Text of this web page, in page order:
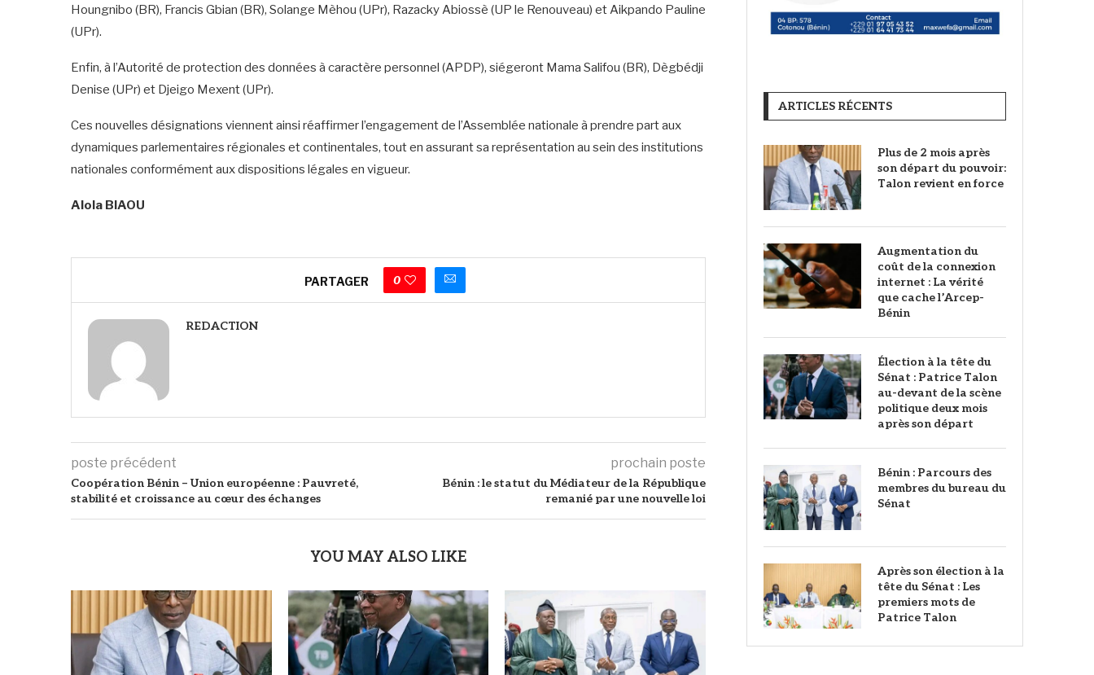
Houngnibo (BR), Francis Gbian (BR), Solange Mèhou (UPr), Razacky Abiossè (UP le Renouveau) et Aikpando Pauline
(UPr).
Enfin, à l’Autorité de protection des données à caractère personnel (APDP), siégeront Mama Salifou (BR), Dègbédji
Denise (UPr) et Djeigo Mexent (UPr).
Ces nouvelles désignations viennent ainsi réaffirmer l’engagement de l’Assemblée nationale à prendre part aux
dynamiques parlementaires régionales et continentales, tout en assurant sa représentation au sein des institutions
nationales conformément aux dispositions légales en vigueur.
Alola BIAOU
PARTAGER 0
REDACTION
poste précédent
Coopération Bénin – Union européenne : Pauvreté,
stabilité et croissance au cœur des échanges
prochain poste
Bénin : le statut du Médiateur de la République
remanié par une nouvelle loi
YOU MAY ALSO LIKE
ARTICLES RÉCENTS
Plus de 2 mois après
son départ du pouvoir:
Talon revient en force
Augmentation du
coût de la connexion
internet : La vérité
que cache l’Arcep-
Bénin
Élection à la tête du
Sénat : Patrice Talon
au-devant de la scène
politique deux mois
après son départ
Bénin : Parcours des
membres du bureau du
Sénat
Après son élection à la
tête du Sénat : Les
premiers mots de
Patrice Talon